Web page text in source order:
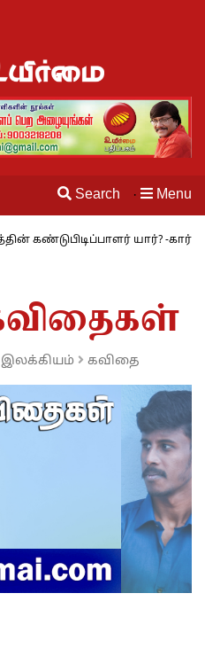
Search · Menu
யார்? -கார்குழலி
இலக்கியம் கவிதை